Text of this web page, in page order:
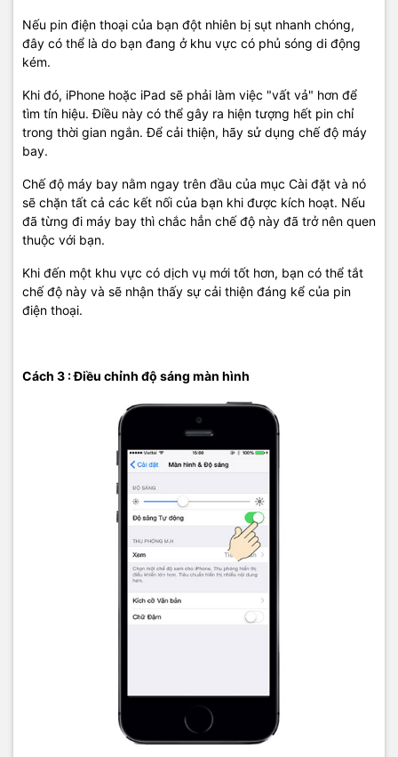
Nếu pin điện thoại của bạn đột nhiên bị sụt nhanh chóng,
đây có thể là do bạn đang ở khu vực có phủ sóng di động
kém.
Khi đó, iPhone hoặc iPad sẽ phải làm việc "vất vả" hơn để
tìm tín hiệu. Điều này có thể gây ra hiện tượng hết pin chỉ
trong thời gian ngắn. Để cải thiện, hãy sử dụng chế độ máy
bay.
Chế độ máy bay nằm ngay trên đầu của mục Cài đặt và nó
sẽ chặn tất cả các kết nối của bạn khi được kích hoạt. Nếu
đã từng đi máy bay thì chắc hẳn chế độ này đã trở nên quen
thuộc với bạn.
Khi đến một khu vực có dịch vụ mới tốt hơn, bạn có thể tắt
chế độ này và sẽ nhận thấy sự cải thiện đáng kể của pin
điện thoại.
Cách 3 : Điều chỉnh độ sáng màn hình